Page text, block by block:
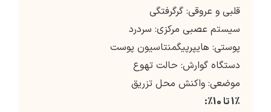
قلبی و عروقی: گرگرفتگی
سیستم عصبی مرکزی: سردرد
پوستی: هایپرپیگمنتاسیون پوست
دستگاه گوارش: حالت تهوع
موضعی: واکنش محل تزریق
1٪ تا 10٪: